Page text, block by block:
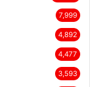
7,999
4,892
4,477
3,593